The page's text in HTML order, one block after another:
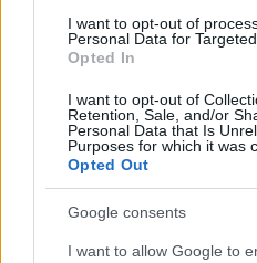
I want to opt-out of
Personal Data for
Opted In
I want to opt-out of
Retention, Sale, and/or
Personal Data that Is
Purposes for which it was
Opted Out
Google consents
I want to allow Google to
ΚΑΒΑΛΑΣ 16
ΚΑΡΔΙΤΣΑΣ 7
ΚΑΡΠΑΘΟΥ 2
ΚΑΣΤΟΡΙΑΣ 10